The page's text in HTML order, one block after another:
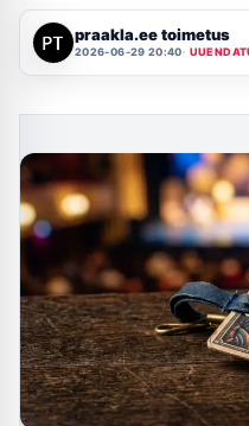
praakla.ee toimetus
2026-06-29 20:40